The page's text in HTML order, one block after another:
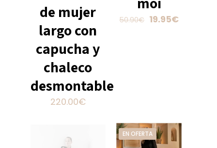
de mujer
largo con
capucha y
chaleco
desmontable
220.00€
tiene
50.90€ El
19.95€El
pueden
elegir
EN OFERTA